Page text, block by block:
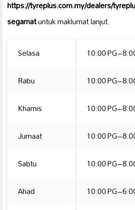
https://tyreplus.com.my/dealers/
segamatuntuk maklumat lanjut.
Selasa
10:00
Rabu
10:00
Khamis
10:00
Jumaat
10:00
Sabtu
10:00
Ahad
10:00